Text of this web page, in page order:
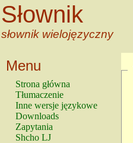
Słownik
słownik wielojęzyczny
Menu
Strona główna
Tłumaczenie
Inne wersje językowe
Downloads
Zapytania
Shcho LJ